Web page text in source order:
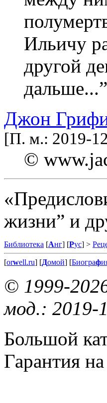
Ильичу
другой
Джон
[П. м.: 2019-
©
жизни” и
Библиотека [Анг] [Рус] >
[orwell.ru] [Домой] [Биограф
© 1999-
мод.: 2019-
Большой
Гарантия